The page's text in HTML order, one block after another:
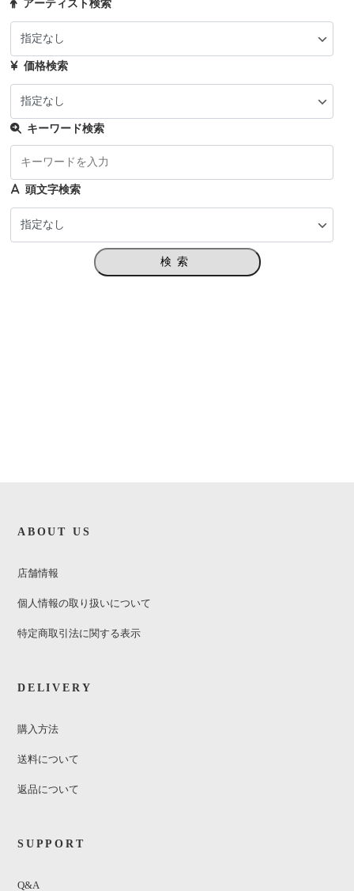
アーティスト検索
価格検索
キーワード検索
頭文字検索
検索
ABOUT US
店舗情報
個人情報の取り扱いについて
特定商取引法に関する表示
DELIVERY
購入方法
送料について
返品について
SUPPORT
Q&A